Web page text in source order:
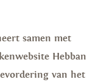
samen met
Hebban
van het